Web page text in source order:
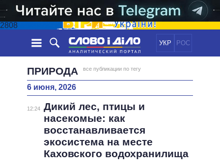
2808
УКР РОС
НОВОСТИ
ЛЕНТА
СОБЫТИЯ
СТАТЬИ
МНЕНИЯ
ОБЗОРЫ
ЭКОНОМИКА
ОБЩЕСТВО
МИР
ПОЛИТИКИ
ВСЕ ПОЛИТИКИ
ПРЕЗИДЕНТ И ОФИС
ИНФОГРАФИКА
ВИДЕО
ПРИРОДА все публикации по тегу
6 июня, 2026
12:24 Дикий лес, птицы и
насекомые: как
восстанавливается
экосистема на месте
Каховского водохранилища